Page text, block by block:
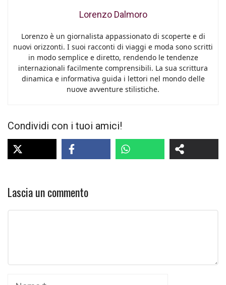
Lorenzo Dalmoro
Lorenzo è un giornalista appassionato di scoperte e di
nuovi orizzonti. I suoi racconti di viaggi e moda sono scritti
in modo semplice e diretto, rendendo le tendenze
internazionali facilmente comprensibili. La sua scrittura
dinamica e informativa guida i lettori nel mondo delle
nuove avventure stilistiche.
Condividi con i tuoi amici!
Lascia un commento